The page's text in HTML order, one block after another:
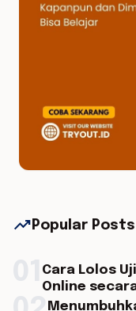
trending_up Popular Posts
Cara Lolos
Online